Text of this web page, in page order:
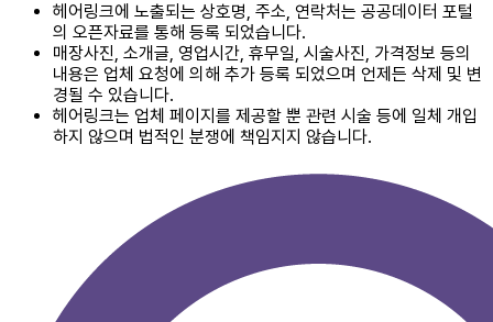
헤어링크에 노출되는 상호명, 주소, 연락처는 공공데이터 포털
의 오픈자료를 통해 등록 되었습니다.
매장사진, 소개글, 영업시간, 휴무일, 시술사진, 가격정보 등의
내용은 업체 요청에 의해 추가 등록 되었으며 언제든 삭제 및 변
경될 수 있습니다.
헤어링크는 업체 페이지를 제공할 뿐 관련 시술 등에 일체 개입
하지 않으며 법적인 분쟁에 책임지지 않습니다.